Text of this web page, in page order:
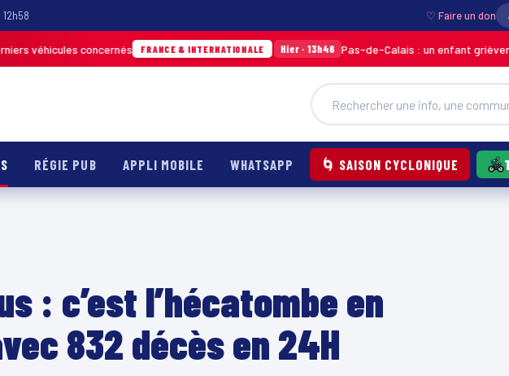
♡ Faire un don
concernés FRANCE & INTERNATIONALE Hier · 13h46 Pas-de-Calais : un enfant grièvement
RÉGIE PUB APPLI MOBILE WHATSAPP 🌀 SAISON CYCLONIQUE
: c’est l’hécatombe en
832 décès en 24H